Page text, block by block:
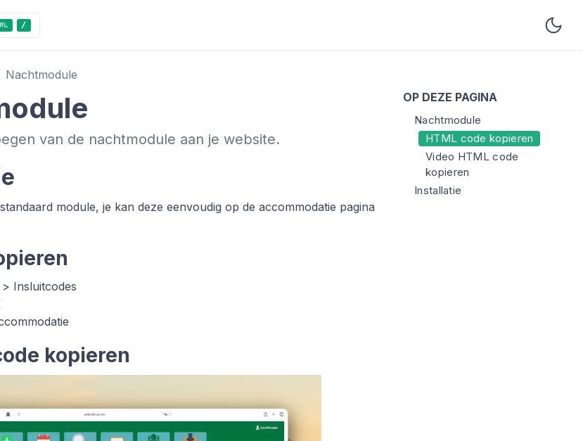
Nachtmodule
OP DEZE PAGINA
Nachtmodule
HTML code kopieren
Video HTML code
kopieren
Installatie
van de nachtmodule aan je website.
module, je kan deze eenvoudig op de accommodatie pagina
Insluitcodes
kopieren